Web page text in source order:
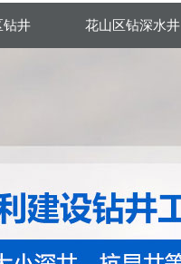
钻井 花山区钻深水井